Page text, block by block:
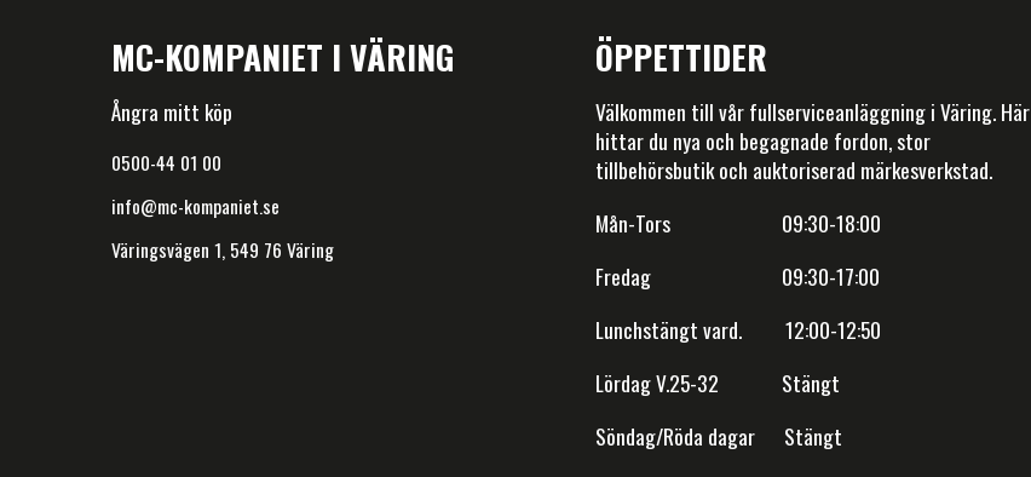
MC-KOMPANIET I VÄRING
Ångra mitt köp
0500-44 01 00
info@mc-kompaniet.se
Väringsvägen 1, 549 76 Väring
ÖPPETTIDER
Välkommen till vår fullserviceanläggning i Väring. Här
hittar du nya och begagnade fordon, stor
tillbehörsbutik och auktoriserad märkesverkstad.
Mån-Tors 09:30-18:00
Fredag 09:30-17:00
Lunchstängt vard. 12:00-12:50
Lördag V.25-32 Stängt
Söndag/Röda dagar Stängt